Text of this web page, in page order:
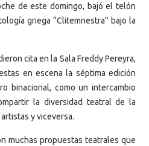
de este domingo, bajó el telón
griega “Clitemnestra” bajo la
cita en la Sala Freddy Pereyra,
en escena la séptima edición
binacional, como un intercambio
la diversidad teatral de la
y viceversa.
muchas propuestas teatrales que